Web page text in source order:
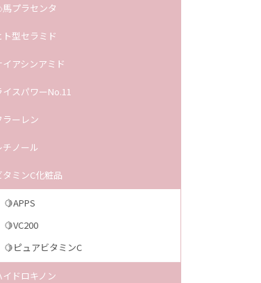
馬プラセンタ
ト型セラミド
イアシンアミド
イスパワーNo.11
ラーレン
チノール
タミンC化粧品
🍋APPS
🍋VC200
🍋ピュアビタミンC
イドロキノン